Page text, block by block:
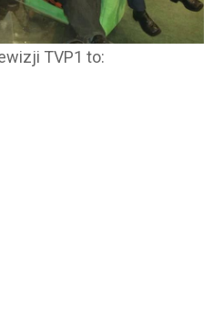
TVP1 to: